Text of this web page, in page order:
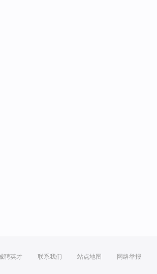
聘英才 联系我们 站点地图 网络举报